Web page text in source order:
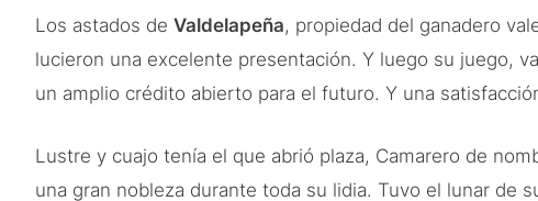
Los astados de Valdelapeña, propiedad del ganadero
lucieron una excelente presentación. Y luego su juego,
un amplio crédito abierto para el futuro. Y una
Lustre y cuajo tenía el que abrió plaza, Camarero de
una gran nobleza durante toda su lidia. Tuvo el lunar de